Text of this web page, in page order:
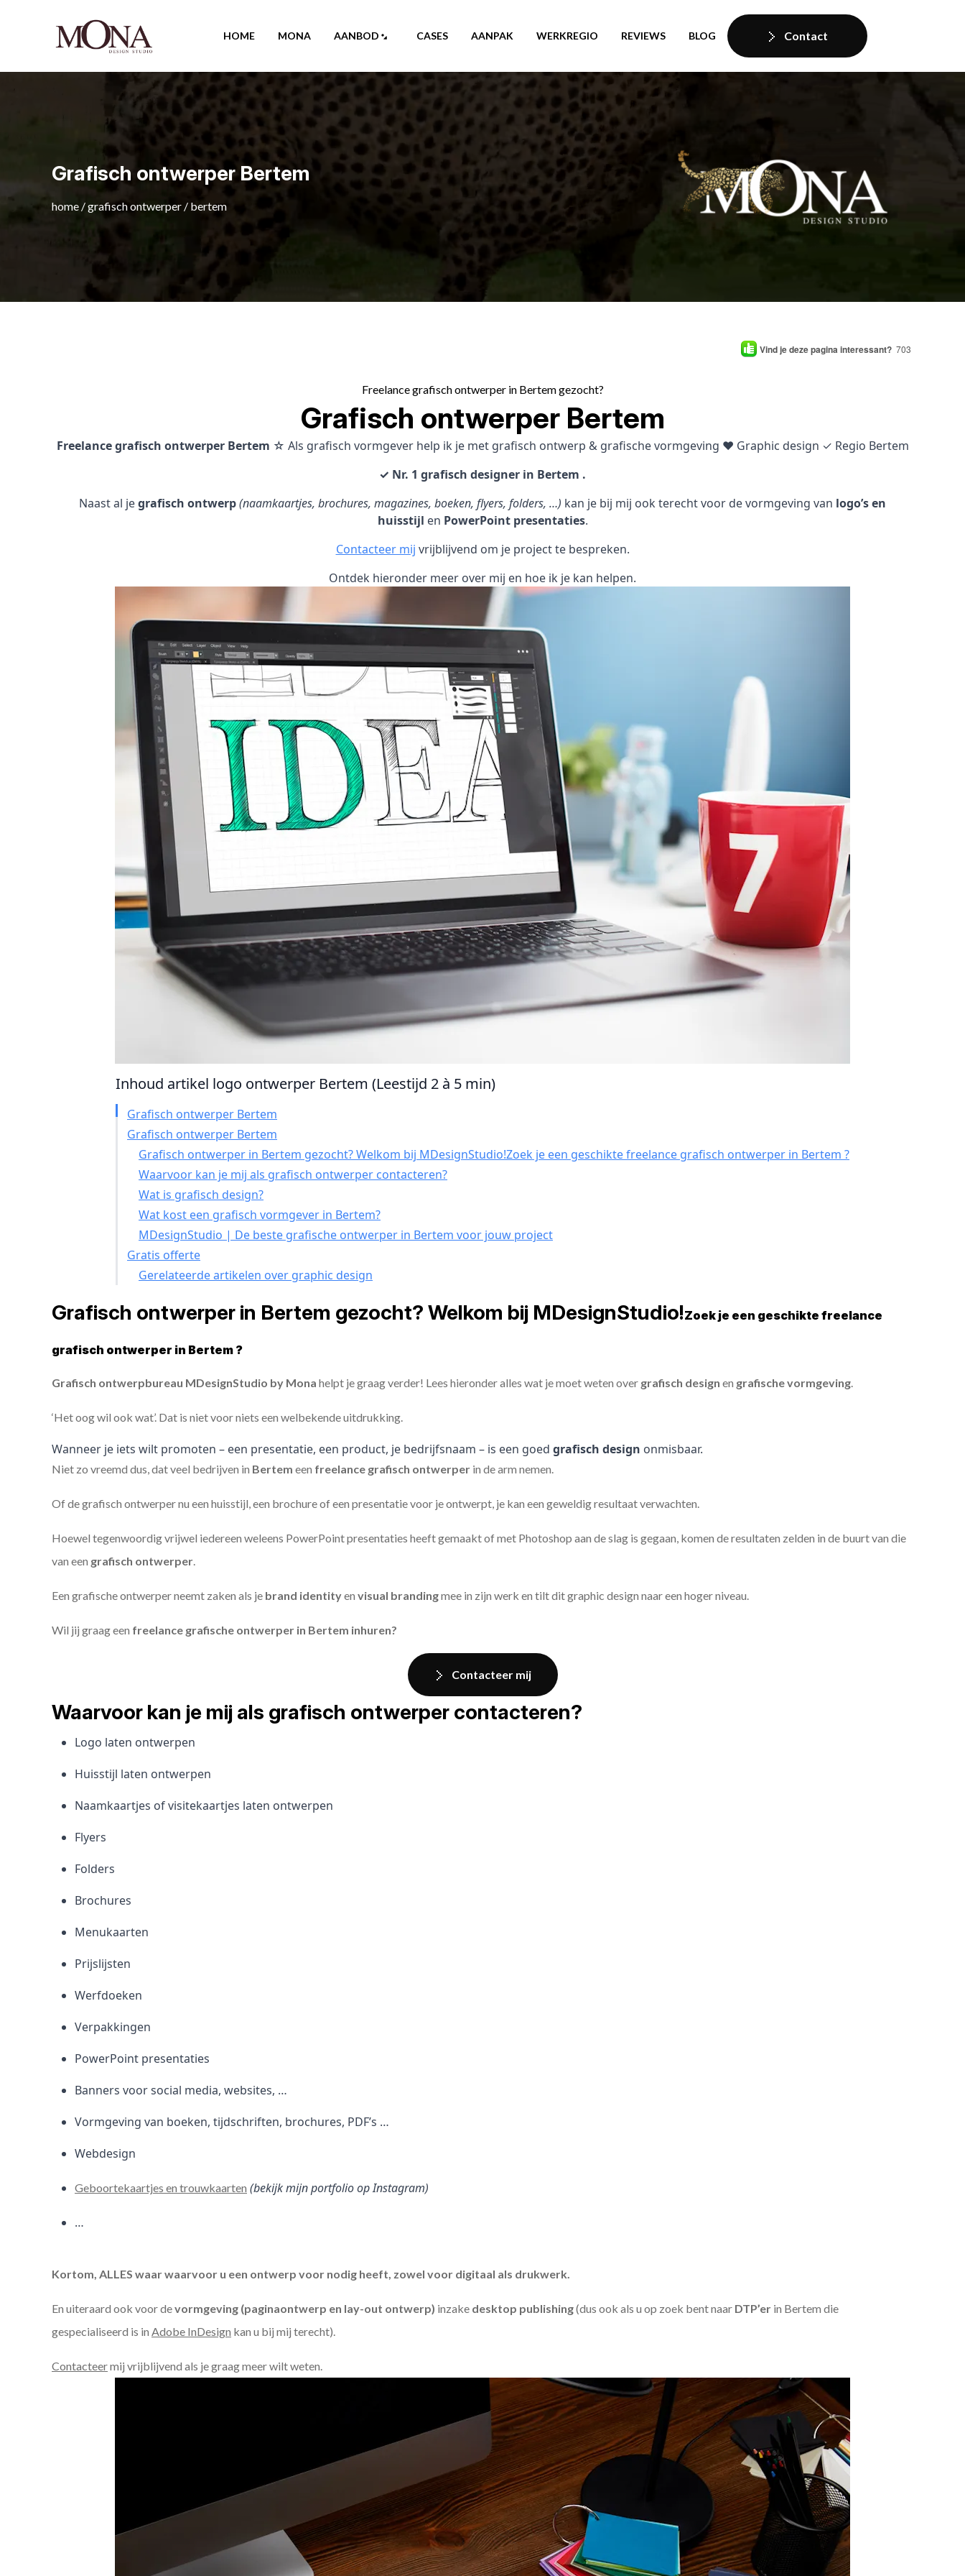
HOME MONA AANBOD CASES AANPAK WERKREGIO REVIEWS BLOG Contact
Grafisch ontwerper Bertem
home /grafisch ontwerper / bertem
Vind je deze pagina interessant? 703
Freelance grafisch ontwerper in Bertem gezocht?
Grafisch ontwerper Bertem
Freelance grafisch ontwerper Bertem ☆ Als grafisch vormgever help ik je met grafisch ontwerp & grafische vormgeving ♥ Graphic design ✓ Regio Bertem
✓ Nr. 1 grafisch designer in Bertem .
Naast al jegrafisch ontwerp(naamkaartjes, brochures, magazines, boeken, flyers, folders, …) kan je bij mij ook terecht voor de vormgeving van logo’s en
huisstijl en PowerPoint presentaties.
Contacteer mij vrijblijvend om je project te bespreken.
Ontdek hieronder meer over mij en hoe ik je kan helpen.
Inhoud artikel logo ontwerper Bertem (Leestijd 2 à 5 min)
Grafisch ontwerper Bertem
Grafisch ontwerper Bertem
Grafisch ontwerper in Bertem gezocht? Welkom bij MDesignStudio!Zoek je een geschikte freelance grafisch ontwerper in Bertem ?
Waarvoor kan je mij als grafisch ontwerper contacteren?
Wat is grafisch design?
Wat kost een grafisch vormgever in Bertem?
MDesignStudio | De beste grafische ontwerper in Bertem voor jouw project
Gratis offerte
Gerelateerde artikelen over graphic design
Grafisch ontwerper in Bertem gezocht? Welkom bij MDesignStudio!Zoek je een geschikte freelance
grafisch ontwerper in Bertem ?
Grafisch ontwerpbureau MDesignStudio by Mona helpt je graag verder! Lees hieronder alles wat je moet weten over grafisch design en grafische vormgeving.
‘Het oog wil ook wat’. Dat is niet voor niets een welbekende uitdrukking.
Wanneer je iets wilt promoten – een presentatie, een product, je bedrijfsnaam – is een goed grafisch design onmisbaar.
Niet zo vreemd dus, dat veel bedrijven in Bertem een freelance grafisch ontwerper in de arm nemen.
Of de grafisch ontwerper nu een huisstijl, een brochure of een presentatie voor je ontwerpt, je kan een geweldig resultaat verwachten.
Hoewel tegenwoordig vrijwel iedereen weleens PowerPoint presentaties heeft gemaakt of met Photoshop aan de slag is gegaan, komen de resultaten zelden in de buurt van die
van een grafisch ontwerper.
Een grafische ontwerper neemt zaken als je brand identityen visual brandingmee in zijn werk en tilt dit graphic design naar een hoger niveau.
Wil jij graag een freelance grafische ontwerper in Bertem inhuren?
Contacteer mij
Waarvoor kan je mij als grafisch ontwerper contacteren?
Logo laten ontwerpen
Huisstijl laten ontwerpen
Naamkaartjes of visitekaartjes laten ontwerpen
Flyers
Folders
Brochures
Menukaarten
Prijslijsten
Werfdoeken
Verpakkingen
PowerPoint presentaties
Banners voor social media, websites, …
Vormgeving van boeken, tijdschriften, brochures, PDF’s …
Webdesign
Geboortekaartjes en trouwkaarten (bekijk mijn portfolio op Instagram)
…
Kortom, ALLES waar waarvoor u een ontwerp voor nodig heeft, zowel voor digitaal als drukwerk.
En uiteraard ook voor devormgeving (paginaontwerp en lay-out ontwerp) inzake desktop publishing(dus ook als u op zoek bent naar DTP’er in Bertem die
gespecialiseerd is in Adobe InDesign kan u bij mij terecht).
Contacteermij vrijblijvend als je graag meer wilt weten.